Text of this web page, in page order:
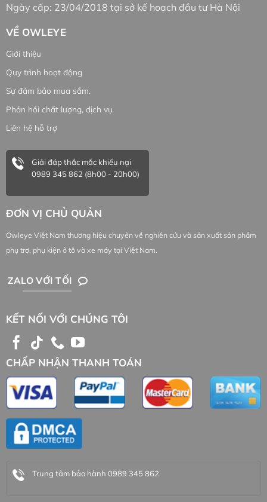
Ngày cấp: 23/04/2018 tại sở kế hoạch đầu tư Hà Nội
VỀ OWLEYE
Giới thiệu
Quy trình hoạt động
Sự đảm bảo mua sắm.
Phản hồi chất lượng, dịch vụ
Liên hệ hỗ trợ
Giải đáp thắc mắc khiếu nại
0989 345 862 (8h00 - 20h00)
ĐƠN VỊ CHỦ QUẢN
Owleye Việt Nam thương hiệu chuyên về nghiên cứu và sản xuất sản phẩm
phụ trợ, phụ kiện ô tô và xe máy tại Việt Nam.
ZALO VỚI TỐI
KẾT NỐI VỚI CHÚNG TÔI
CHẤP NHẬN THANH TOÁN
Trung tâm bảo hành 0989 345 862